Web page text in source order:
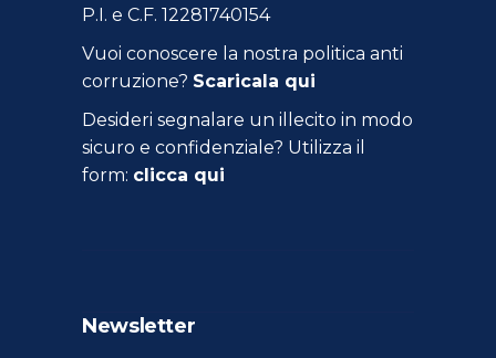
P.I. e C.F. 12281740154
Vuoi conoscere la nostra politica anti
corruzione? Scaricala qui
Desideri segnalare un illecito in modo
sicuro e confidenziale? Utilizza il
form: clicca qui
Newsletter